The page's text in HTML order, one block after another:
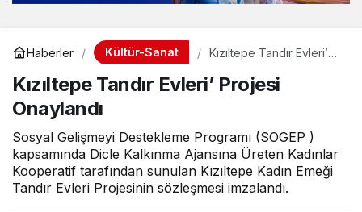
Haberler Kültür-Sanat
Kızıltepe Tandır Evleri’
Kızıltepe Tandır Evleri’ Projesi
Onaylandı
Sosyal Gelişmeyi Destekleme Programı (SOGEP )
kapsamında Dicle Kalkınma Ajansına Üreten Kadınlar
Kooperatif tarafından sunulan Kızıltepe Kadın Emeği
Tandır Evleri Projesinin sözleşmesi imzalandı.